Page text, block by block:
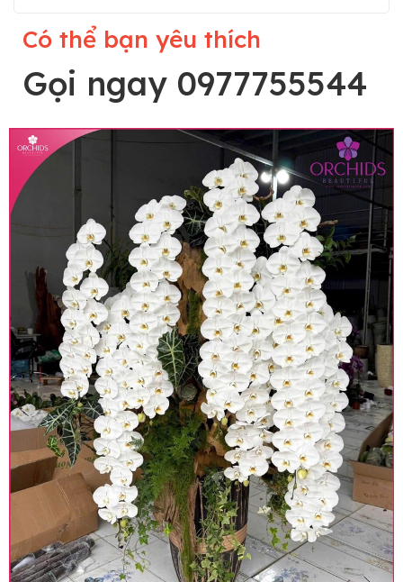
Lưu ý trước khi đặt hàng
• Về cây hoa: Một chậu hoa lan hồ điệp đẹp và
hoàn chỉnh sẽ được phối ghép từ nhiều cây hoa
và tạo dáng hoàn toàn thủ công nên có thể sẽ
khác nhau đôi chút giữa sản phẩm thực tế và
trên hình. Cây hoa lan còn phụ thuộc theo mùa
và điều kiện khách quan, tùy vào thời điểm hoa
nở nhiều, nở ít khi shop có sẵn nên sẽ thay đổi về
độ dầy hoa, thưa hoa và cách trang trí.
• Về kiểu dáng & phụ kiện: Beautiful Orchids cam
kết sản phẩm được thực hiện dựa trên mẫu đã
chọn với mức độ giống mẫu khoảng 80-90%, nếu
có thay đổi về màu sắc hoa và kiểu chậu cũng
như phụ kiện trang trí chúng tôi sẽ chủ động liên
lạc với khách hàng để thông báo và tư vấn loại
hoa và phụ kiện thay thế, vẫn giữ nguyên mức
giá không thay đổi. Trường hợp không đủ thời
Có thể bạn yêu thích
Gọi ngay 0977755544